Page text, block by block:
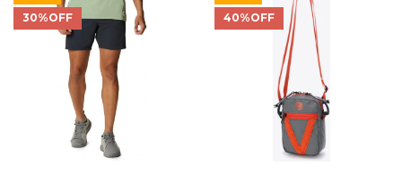
30%OFF
40%OFF